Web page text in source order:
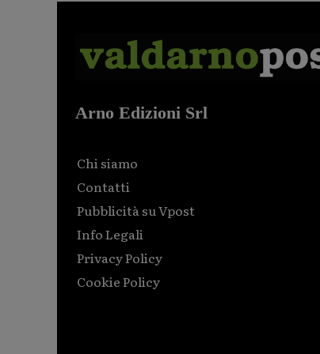
Arno Edizioni Srl
Chi siamo
Contatti
Pubblicità su Vpost
Info Legali
Privacy Policy
Cookie Policy